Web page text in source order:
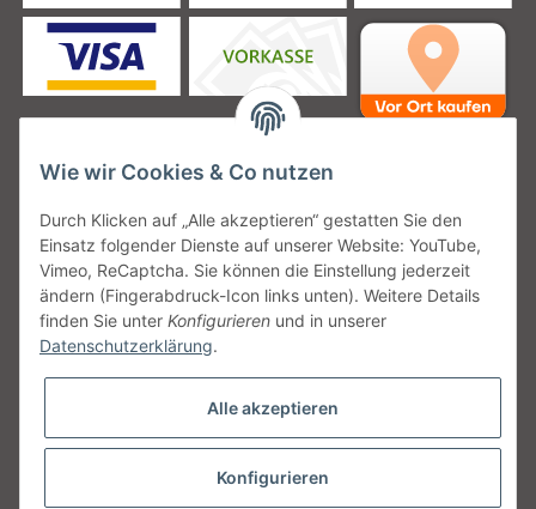
Unsere Versanddienstleister
Unsere Communities
Vertrag widerrufen
Wie wir Cookies & Co nutzen
Durch Klicken auf „Alle akzeptieren“ gestatten Sie den
Einsatz folgender Dienste auf unserer Website: YouTube,
Vimeo, ReCaptcha. Sie können die Einstellung jederzeit
ändern (Fingerabdruck-Icon links unten). Weitere Details
finden Sie unter Konfigurieren und in unserer
Datenschutzerklärung.
Alle akzeptieren
Konfigurieren